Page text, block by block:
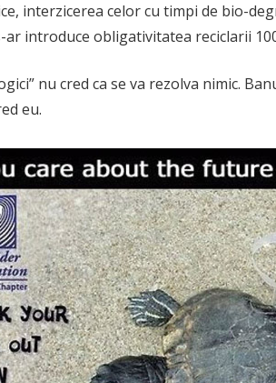
interzicerea celor cu timpi de bio-
ar introduce obligativitatea reciclarii
nu cred ca se va rezolva nimic.
eu.